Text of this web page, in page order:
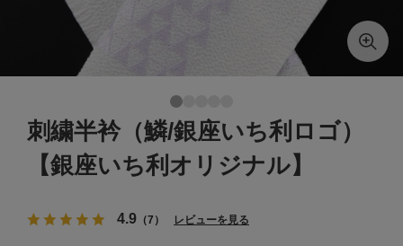
刺繍半衿（鱗/銀座いち利ロゴ）
【銀座いち利オリジナル】
4.9 （7） レビューを見る